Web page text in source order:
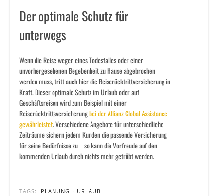
Der optimale Schutz für
unterwegs
Wenn die Reise wegen eines Todesfalles oder einer
unvorhergesehenen Begebenheit zu Hause abgebrochen
werden muss, tritt auch hier die Reiserücktrittversicherung in
Kraft. Dieser optimale Schutz im Urlaub oder auf
Geschäftsreisen wird zum Beispiel mit einer
Reiserücktrittsversicherungbei der Allianz Global Assistance
gewährleistet. Verschiedene Angebote für unterschiedliche
Zeiträume sichern jedem Kunden die passende Versicherung
für seine Bedürfnisse zu – so kann die Vorfreude auf den
kommenden Urlaub durch nichts mehr getrübt werden.
TAGS: PLANUNG • URLAUB